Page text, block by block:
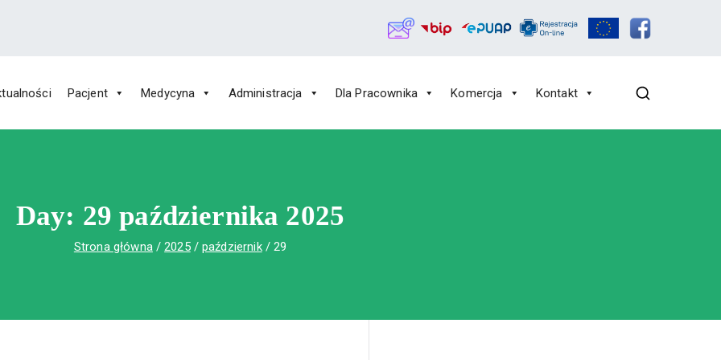
Św. Rafała w Czerwonej Górze
Rafała w Czerwonej Górze
Pacjent Medycyna Administracja Dla Pracownika Komercja Kontakt
Day: 29 października 2025
Strona główna 2025 październik 29